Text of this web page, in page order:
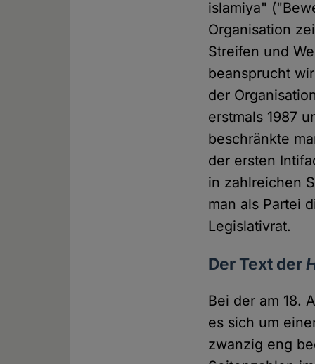
islamiya"
Organisation
Streifen und
beansprucht
der
erstmals 1987
beschränkte
der ersten
in zahlreichen
man als Partei
Legislativrat.
Der Text der
Bei der am 18.
es sich um
zwanzig eng